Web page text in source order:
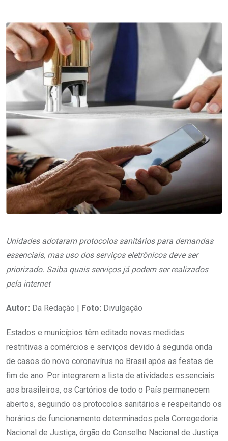
Unidades adotaram protocolos sanitários para demandas
essenciais, mas uso dos serviços eletrônicos deve ser
priorizado. Saiba quais serviços já podem ser realizados
pela internet
Autor: Da Redação | Foto: Divulgação
Estados e municípios têm editado novas medidas
restritivas a comércios e serviços devido à segunda onda
de casos do novo coronavírus no Brasil após as festas de
fim de ano. Por integrarem a lista de atividades essenciais
aos brasileiros, os Cartórios de todo o País permanecem
abertos, seguindo os protocolos sanitários e respeitando os
horários de funcionamento determinados pela Corregedoria
Nacional de Justiça, órgão do Conselho Nacional de Justiça